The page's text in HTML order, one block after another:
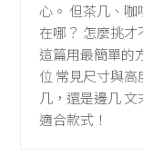
心。 但茶几、
在哪？ 怎麼挑
這篇用最簡單的
位 常見尺寸與
几，還是邊几
適合款式！